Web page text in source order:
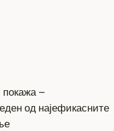
–
од најефикасните